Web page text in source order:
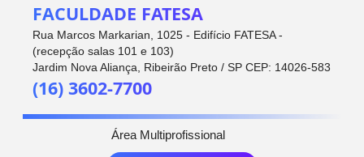
FACULDADE FATESA
Rua Marcos Markarian, 1025 - Edifício FATESA -
(recepção salas 101 e 103)
Jardim Nova Aliança, Ribeirão Preto / SP CEP: 14026-583
(16) 3602-7700
Área Multiprofissional